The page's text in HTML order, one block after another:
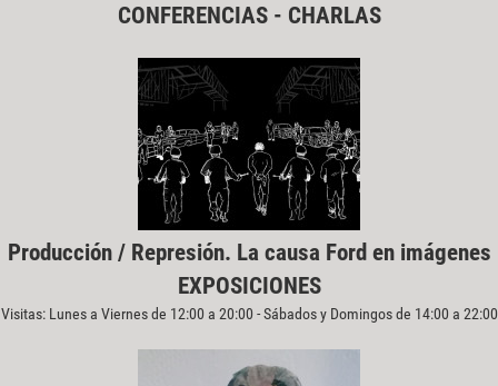
CONFERENCIAS - CHARLAS
Producción / Represión. La causa Ford en imágenes
EXPOSICIONES
Visitas: Lunes a Viernes de 12:00 a 20:00 - Sábados y Domingos de 14:00 a 22:00